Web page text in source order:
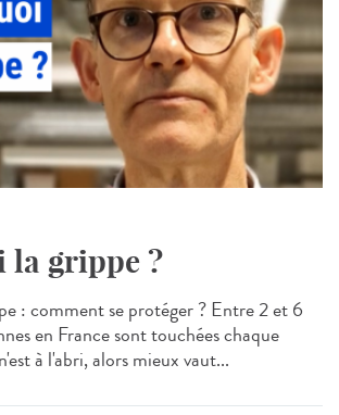
la grippe ?
: comment se protéger ? Entre 2 et 6
en France sont touchées chaque
à l'abri, alors mieux vaut...